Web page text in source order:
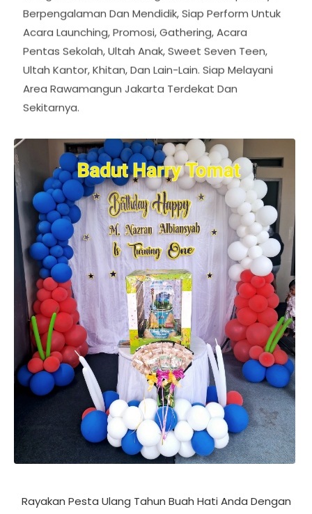
Berpengalaman Dan Mendidik, Siap Perform Untuk
Acara Launching, Promosi, Gathering, Acara
Pentas Sekolah, Ultah Anak, Sweet Seven Teen,
Ultah Kantor, Khitan, Dan Lain-Lain. Siap Melayani
Area Rawamangun Jakarta Terdekat Dan
Sekitarnya.